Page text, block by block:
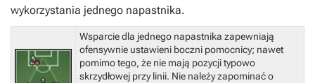
wykorzystania jednego napastnika.
Wsparcie dla jednego napastnika zapewniają
ofensywnie ustawieni boczni pomocnicy; nawet
pomimo tego, że nie mają pozycji typowo
skrzydłowej przy linii. Nie należy zapominać o